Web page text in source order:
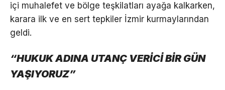
içi muhalefet ve bölge teşkilatları ayağa kalkarken,
karara ilk ve en sert tepkiler İzmir kurmaylarından
geldi.
“HUKUK ADINA UTANÇ VERİCİ BİR GÜN
YAŞIYORUZ”